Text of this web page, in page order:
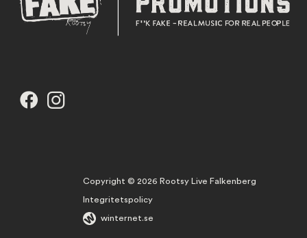
Copyright © 2026 Rootsy Live Falkenberg
Integritetspolicy
winternet.se